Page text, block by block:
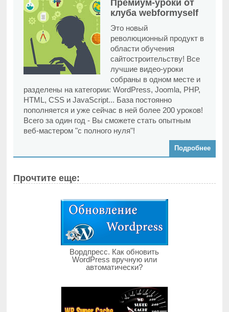
Премиум-уроки от
клуба webformyself
Это новый
революционный продукт в
области обучения
сайтостроительству! Все
лучшие видео-уроки
собраны в одном месте и
разделены на категории: WordPress, Joomla, PHP,
HTML, CSS и JavaScript... База постоянно
пополняется и уже сейчас в ней более 200 уроков!
Всего за один год - Вы сможете стать опытным
веб-мастером "с полного нуля"!
Подробнее
Прочтите еще:
Вордпресс. Как обновить
WordPress вручную или
автоматически?